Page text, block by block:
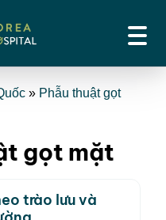
» Phẫu thuật gọt
gọt mặt
trào lưu và